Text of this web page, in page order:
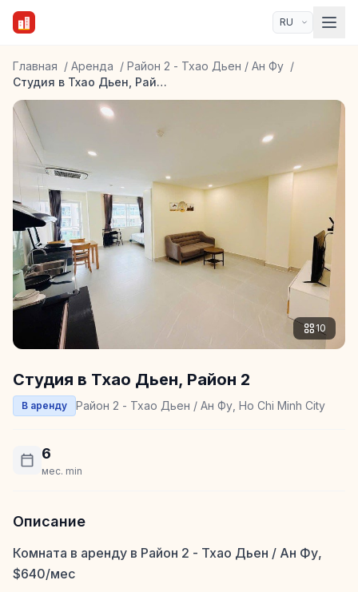
Главная / Аренда / Район 2 - Тхао Дьен / Ан Фу /
Студия в Тхао Дьен, Район 2
10
Студия в Тхао Дьен, Район 2
В аренду Район 2 - Тхао Дьен / Ан Фу, Ho Chi Minh City
6
мес. min
Описание
Комната в аренду в Район 2 - Тхао Дьен / Ан Фу,
$640/мес